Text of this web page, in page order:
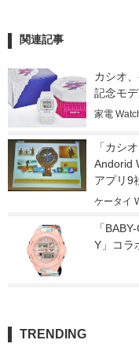
関連記事
カシオ
記念モ
家電
「カシ
Andorid
アプリ9
ケータイ
「
Y」コラ
TRENDING